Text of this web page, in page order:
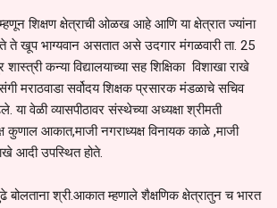
म्हणून शिक्षण क्षेत्राची ओळख आहे आणि या क्षेत्रात ज्यांना
ते खूप भाग्यवान असतात असे उदगार मंगळवारी ता. 25
कन्या विद्यालयाच्या सह शिक्षिका विशाखा राखे
मराठवाडा सर्वोदय शिक्षक प्रसारक मंडळाचे सचिव
वेळी व्यासपीठावर संस्थेच्या अध्यक्षा श्रीमती
कुणाल आकात,माजी नगराध्यक्ष विनायक काळे ,माजी
आदी उपस्थित होते.
श्री.आकात म्हणाले शैक्षणिक क्षेत्रातुन च भारत